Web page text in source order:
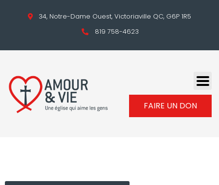
34, Notre-Dame Ouest, Victoriaville QC, G6P 1R5
819 758-4623
FAIRE UN DON